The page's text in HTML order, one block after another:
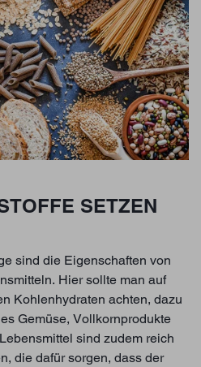
SETZEN
sind die Eigenschaften von
Hier sollte man auf
Kohlenhydraten achten, dazu
Gemüse, Vollkornprodukte
sind zudem reich
die dafür sorgen, dass der